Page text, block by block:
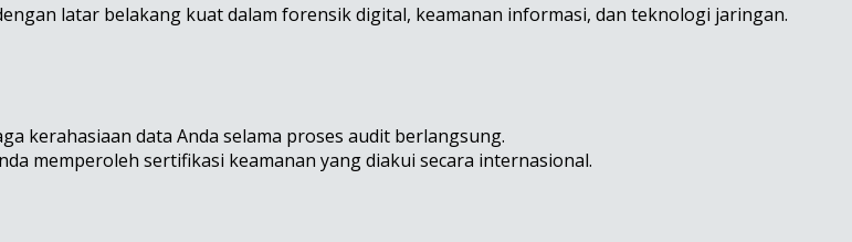
latar belakang kuat dalam forensik digital, keamanan informasi, dan teknologi jaringan.
kerahasiaan data Anda selama proses audit berlangsung.
memperoleh sertifikasi keamanan yang diakui secara internasional.